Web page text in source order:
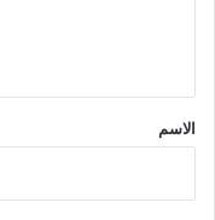
*
الاسم